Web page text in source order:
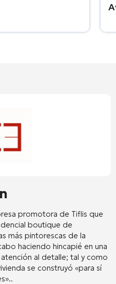
promotora de Tiflis que
boutique de
más pintorescas de la
haciendo hincapié en una
al detalle; tal y como
se construyó «para sí
.